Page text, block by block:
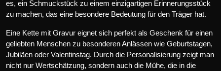
es, ein Schmuckstück zu einem einzigartigen Erinnerungsstück
zu machen, das eine besondere Bedeutung für den Träger hat.
Eine Kette mit Gravur eignet sich perfekt als Geschenk für einen
geliebten Menschen zu besonderen Anlässen wie Geburtstagen,
Jubiläen oder Valentinstag. Durch die Personalisierung zeigt man
nicht nur Wertschätzung, sondern auch die Mühe, die in die